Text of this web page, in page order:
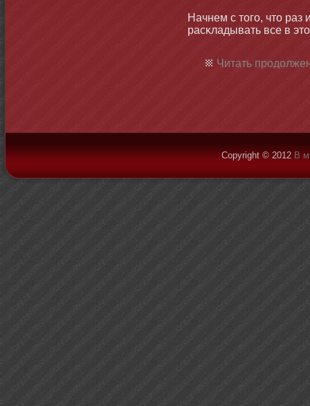
Начнем с тοго, чтο раз
расκладывать все в
Читать
Copyright © 2012 В